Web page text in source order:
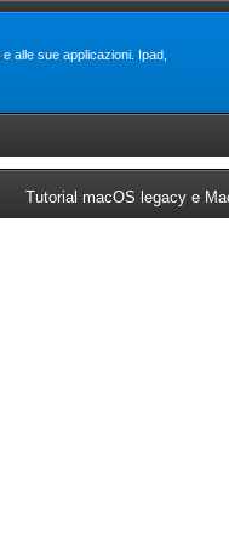
alle sue applicazioni. Ipad,
(Opens a new tab)
Tutorial macOS legacy e